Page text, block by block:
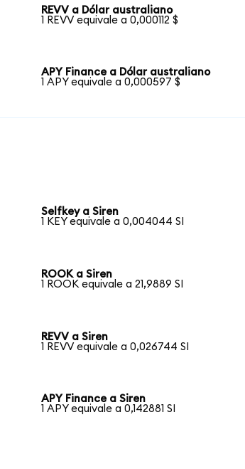
REVV a Dólar australiano
1 REVV equivale a 0,000112 $
APY Finance a Dólar australiano
1 APY equivale a 0,000597 $
Selfkey a Siren
1 KEY equivale a 0,004044 SI
ROOK a Siren
1 ROOK equivale a 21,9889 SI
REVV a Siren
1 REVV equivale a 0,026744 SI
APY Finance a Siren
1 APY equivale a 0,142881 SI